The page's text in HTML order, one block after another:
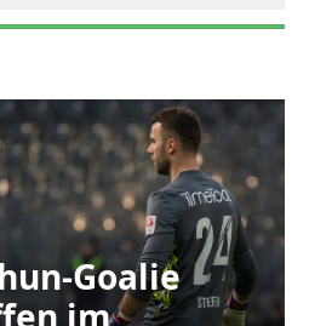
Goalie
im